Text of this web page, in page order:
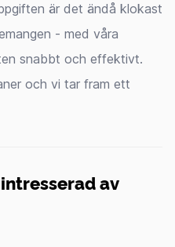
är det ändå klokast
- med våra
snabbt och effektivt.
och vi tar fram ett
av